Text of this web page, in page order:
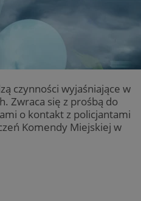
czynności wyjaśniające w
Zwraca się z prośbą do
o kontakt z policjantami
Komendy Miejskiej w